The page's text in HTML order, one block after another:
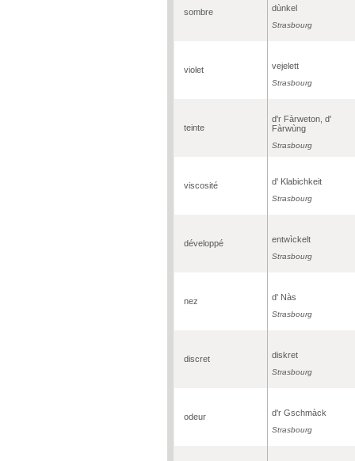
sombre dùnkel
Strasbourg
violet vejelett
Strasbourg
teinte
d'r Fàrweton, d'
Fàrwùng
Strasbourg
viscosité d' Klabichkeit
Strasbourg
développé entwìckelt
Strasbourg
nez d' Nàs
Strasbourg
discret diskret
Strasbourg
odeur d'r Gschmàck
Strasbourg